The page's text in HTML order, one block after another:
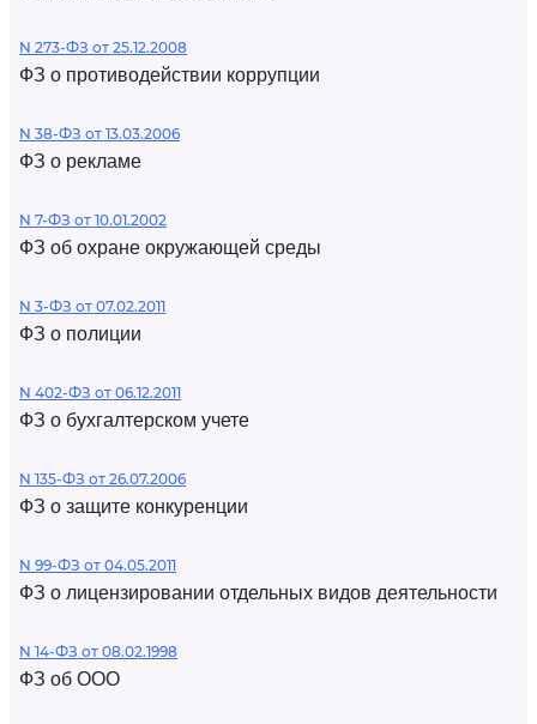
N 273-ФЗ от 25.12.2008
ФЗ о противодействии коррупции
N 38-ФЗ от 13.03.2006
ФЗ о рекламе
N 7-ФЗ от 10.01.2002
ФЗ об охране окружающей среды
N 3-ФЗ от 07.02.2011
ФЗ о полиции
N 402-ФЗ от 06.12.2011
ФЗ о бухгалтерском учете
N 135-ФЗ от 26.07.2006
ФЗ о защите конкуренции
N 99-ФЗ от 04.05.2011
ФЗ о лицензировании отдельных видов деятельности
N 14-ФЗ от 08.02.1998
ФЗ об ООО